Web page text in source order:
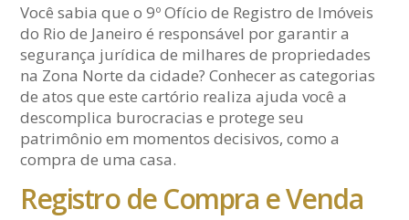
Você sabia que o 9º Ofício de Registro de Imóveis
do Rio de Janeiro é responsável por garantir a
segurança jurídica de milhares de propriedades
na Zona Norte da cidade? Conhecer as categorias
de atos que este cartório realiza ajuda você a
descomplica burocracias e protege seu
patrimônio em momentos decisivos, como a
compra de uma casa.
Registro de Compra e Venda